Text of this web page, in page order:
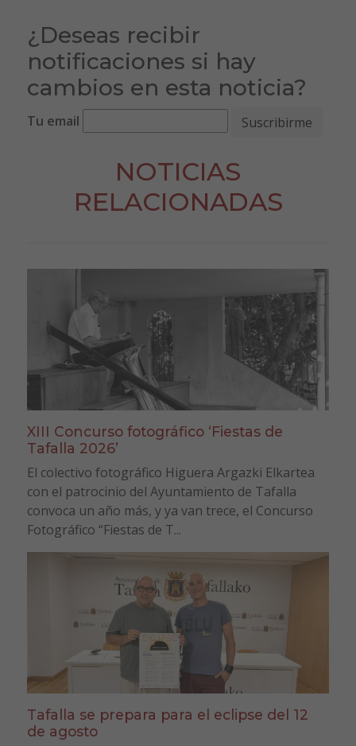
¿Deseas recibir
notificaciones si hay
cambios en esta noticia?
Tu email
NOTICIAS
RELACIONADAS
XIII Concurso fotográfico ‘Fiestas de
Tafalla 2026’
El colectivo fotográfico Higuera Argazki Elkartea
con el patrocinio del Ayuntamiento de Tafalla
convoca un año más, y ya van trece, el Concurso
Fotográfico “Fiestas de T...
Tafalla se prepara para el eclipse del 12
de agosto